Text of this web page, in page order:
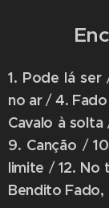
1. Pode lá ser
no ar/4.
Cavalo à solta
9. Canção /
limite /12. No
Bendito